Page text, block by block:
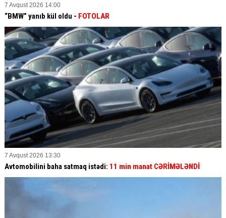
7 Avqust 2026 14:00
“BMW” yanıb kül oldu - FOTOLAR
7 Avqust 2026 13:30
Avtomobilini baha satmaq istədi: 11 min manat CƏRİMƏLƏNDİ